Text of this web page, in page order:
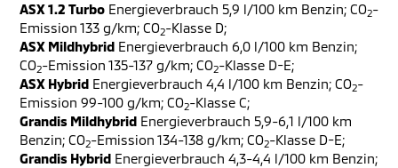
ASX 1.2 Turbo Energieverbrauch 5,9 l/100 km Benzin; CO2-
Emission 133 g/km; CO2-Klasse D;
ASX Mildhybrid Energieverbrauch 6,0 l/100 km Benzin;
CO2-Emission 135-137 g/km; CO2-Klasse D-E;
ASX Hybrid Energieverbrauch 4,4 l/100 km Benzin; CO2-
Emission 99-100 g/km; CO2-Klasse C;
Grandis Mildhybrid Energieverbrauch 5,9-6,1 l/100 km
Benzin; CO2-Emission 134-138 g/km; CO2-Klasse D-E;
Grandis Hybrid Energieverbrauch 4,3-4,4 l/100 km Benzin;